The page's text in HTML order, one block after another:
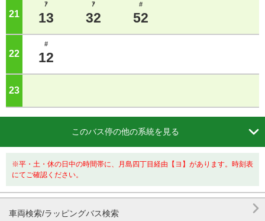
21
ｱ
13
ｱ
32
#
52
22
#
12
23
このバス停の他の系統を見る 
※平・土・休の日中の時間帯に、月島四丁目経由【ヨ】があります。時刻表
にてご確認ください。
車両検索/ラッピングバス検索 